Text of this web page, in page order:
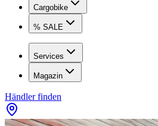
Cargobike
% SALE
Services
Magazin
Händler finden